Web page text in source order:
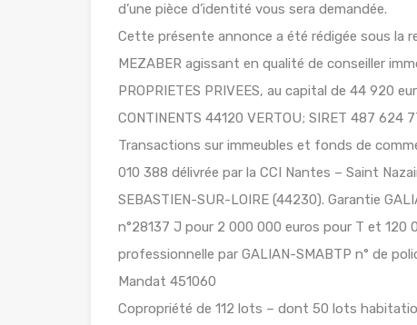
d’une pièce d’identité vous sera demandée.
Cette présente annonce a été rédigée sous la
MEZABER agissant en qualité de conseiller
PROPRIETES PRIVEES, au capital de 44 920
CONTINENTS 44120 VERTOU; SIRET 487
Transactions sur immeubles et fonds de
010 388 délivrée par la CCI Nantes – Saint
SEBASTIEN-SUR-LOIRE (44230). Garantie
n°28137 J pour 2 000 000 euros pour T et 120
professionnelle par GALIAN-SMABTP n° de
Mandat 451060
Copropriété de 112 lots – dont 50 lots